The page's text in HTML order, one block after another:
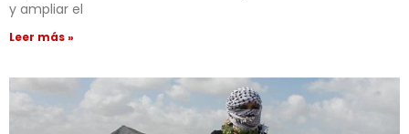
y ampliar el
Leer más »